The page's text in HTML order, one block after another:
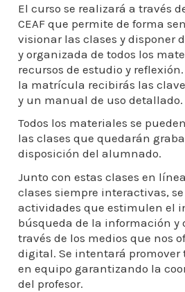
El curso se realizará a través
CEAF que permite de forma
visionar las clases y disponer
y organizada de todos los
recursos de estudio y
la matrícula recibirás las
y un manual de uso detallado.
Todos los materiales se
las clases que quedarán
disposición del alumnado.
Junto con estas clases en
clases siempre interactivas,
actividades que estimulen el
búsqueda de la información y
través de los medios que nos
digital. Se intentará
en equipo garantizando la
del profesor.